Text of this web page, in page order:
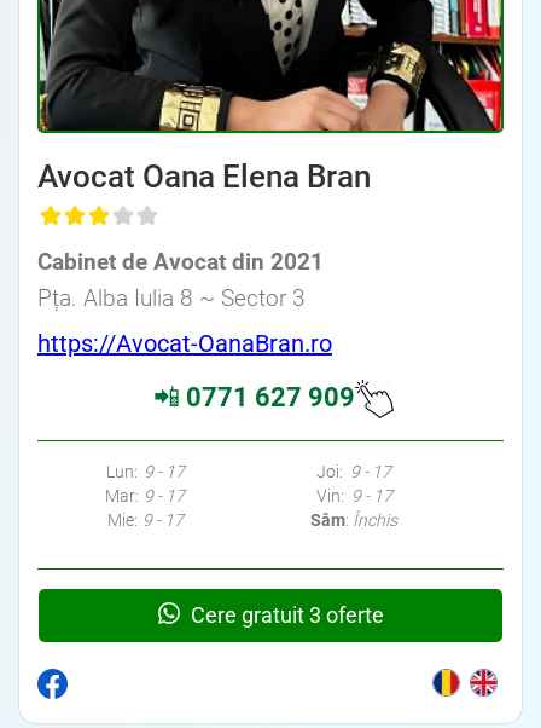
Avocat Oana Elena Bran
Cabinet de Avocat din 2021
Pța. Alba Iulia 8 ~ Sector 3
https://Avocat-OanaBran.ro
📲 0771 627 909
Lun: 9 - 17
Mar: 9 - 17
Mie: 9 - 17
Joi: 9 - 17
Vin: 9 - 17
Sâm: Închis
Cere gratuit 3 oferte